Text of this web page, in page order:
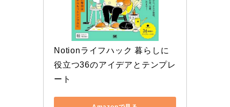
Notionライフハック 暮らしに
役立つ36のアイデアとテンプレ
ート